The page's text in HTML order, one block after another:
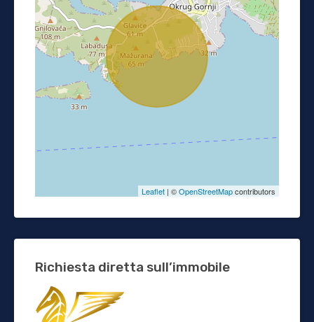
Leaflet | ©OpenStreetMapcontributors
Richiesta diretta sull’immobile